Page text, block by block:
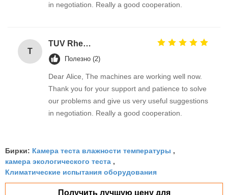
in negotiation. Really a good cooperation.
T
TUV Rheinland
Полезно (2)
Dear Alice, The machines are working well now.
Thank you for your support and patience to solve
our problems and give us very useful suggestions
in negotiation. Really a good cooperation.
Бирки: Камера теста влажности температуры ,
камера экологического теста ,
Климатические испытания оборудования
Получить лучшую цену для